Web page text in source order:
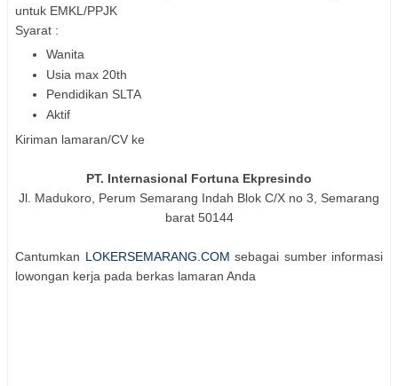
untuk EMKL/PPJK
Syarat :
Wanita
Usia max 20th
Pendidikan SLTA
Aktif
Kiriman lamaran/CV ke
PT. Internasional Fortuna Ekpresindo
Jl. Madukoro, Perum Semarang Indah Blok C/X no 3, Semarang
barat 50144
Cantumkan LOKERSEMARANG.COM sebagai sumber informasi
lowongan kerja pada berkas lamaran Anda